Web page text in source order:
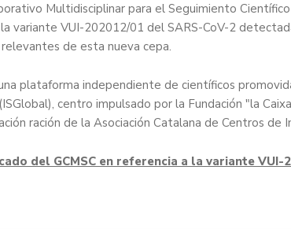
Multidisciplinar para el Seguimiento
variante VUI-202012/01 del SARS-CoV-2
de esta nueva cepa.
plataforma independiente de científicos
centro impulsado por la Fundación "la
ración de la Asociación Catalana de Centros de
del GCMSC en referencia a la variante VUI-